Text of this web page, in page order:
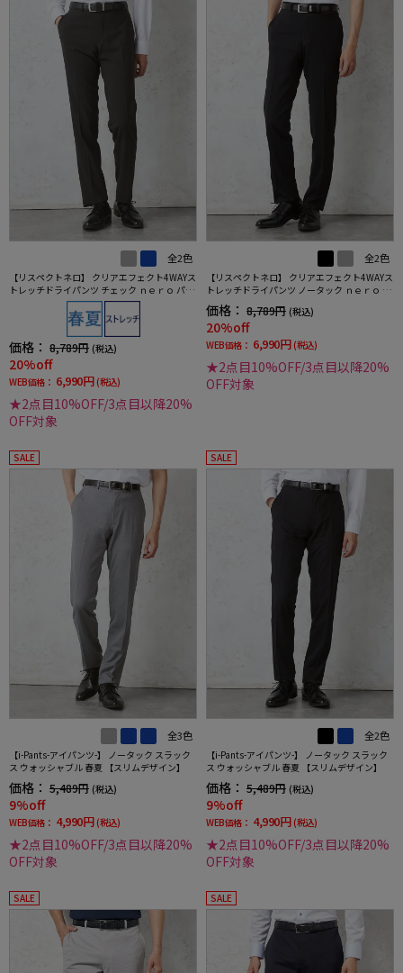
全2色
【リスペクトネロ】 クリアエフェクト4WAYス
トレッチドライパンツ チェック ｎｅｒｏ パン
ツウォッシャブル ノータック 春夏
価格： 8,789円 (税込)
20%off
WEB価格： 6,990円 (税込)
★2点目10%OFF/3点目以降20%
OFF対象
全2色
【リスペクトネロ】 クリアエフェクト4WAYス
トレッチドライパンツ ノータック ｎｅｒｏ 撥
水加工 パンツウォッシャブル ノータック 春夏
価格： 8,789円 (税込)
20%off
WEB価格： 6,990円 (税込)
★2点目10%OFF/3点目以降20%
OFF対象
SALE
全3色
【i-Pants-アイパンツ-】 ノータック スラック
ス ウォッシャブル 春夏 【スリムデザイン】
価格： 5,489円 (税込)
9%off
WEB価格： 4,990円 (税込)
★2点目10%OFF/3点目以降20%
OFF対象
SALE
全2色
【i-Pants-アイパンツ-】 ノータック スラック
ス ウォッシャブル 春夏 【スリムデザイン】
価格： 5,489円 (税込)
9%off
WEB価格： 4,990円 (税込)
★2点目10%OFF/3点目以降20%
OFF対象
SALE SALE